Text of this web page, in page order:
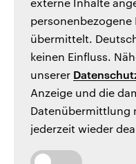
übermittelt.
keinen Einfluss.
unserer
Anzeige und die
Datenübermittlung
jederzeit wieder